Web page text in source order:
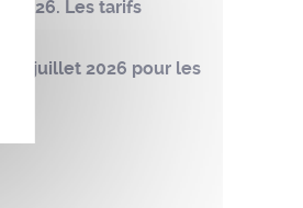
2026. Les tarifs
5 juillet 2026 pour les